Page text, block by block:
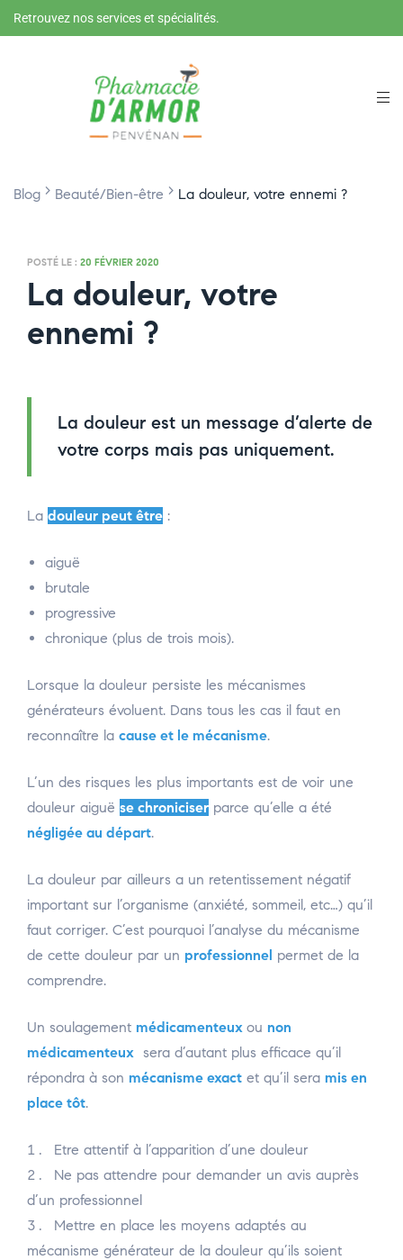
Retrouvez nos services et spécialités.
Blog > Beauté/Bien-être > La douleur, votre ennemi ?
POSTÉ LE : 20 FÉVRIER 2020
La douleur, votre
ennemi ?
La douleur est un message d’alerte de
votre corps mais pas uniquement.
La douleur peut être :
aiguë
brutale
progressive
chronique (plus de trois mois).
Lorsque la douleur persiste les mécanismes
générateurs évoluent. Dans tous les cas il faut en
reconnaître la cause et le mécanisme.
L’un des risques les plus importants est de voir une
douleur aiguë se chroniciser parce qu’elle a été
négligée au départ.
La douleur par ailleurs a un retentissement négatif
important sur l’organisme (anxiété, sommeil, etc…) qu’il
faut corriger. C’est pourquoi l’analyse du mécanisme
de cette douleur par un professionnel permet de la
comprendre.
Un soulagement médicamenteux ou non
médicamenteux sera d’autant plus efficace qu’il
répondra à son mécanisme exact et qu’il sera mis en
place tôt.
Etre attentif à l’apparition d’une douleur
Ne pas attendre pour demander un avis auprès
d’un professionnel
Mettre en place les moyens adaptés au
mécanisme générateur de la douleur qu’ils soient